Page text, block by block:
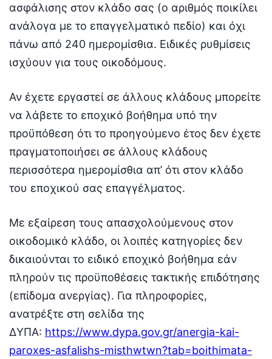
ασφάλισης στον κλάδο σας (ο αριθμός ποικίλει
ανάλογα με το επαγγελματικό πεδίο) και όχι
πάνω από 240 ημερομίσθια. Ειδικές ρυθμίσεις
ισχύουν για τους οικοδόμους.
Αν έχετε εργαστεί σε άλλους κλάδους μπορείτε
να λάβετε το εποχικό βοήθημα υπό την
προϋπόθεση ότι το προηγούμενο έτος δεν έχετε
πραγματοποιήσει σε άλλους κλάδους
περισσότερα ημερομίσθια απ’ ότι στον κλάδο
του εποχικού σας επαγγέλματος.
Με εξαίρεση τους απασχολούμενους στον
οικοδομικό κλάδο, οι λοιπές κατηγορίες δεν
δικαιούνται το ειδικό εποχικό βοήθημα εάν
πληρούν τις προϋποθέσεις τακτικής επιδότησης
(επίδομα ανεργίας). Για πληροφορίες,
ανατρέξτε στη σελίδα της
ΔΥΠΑ: https://www.dypa.gov.gr/anergia-kai-
paroxes-asfalishs-misthwtwn?tab=boithimata-